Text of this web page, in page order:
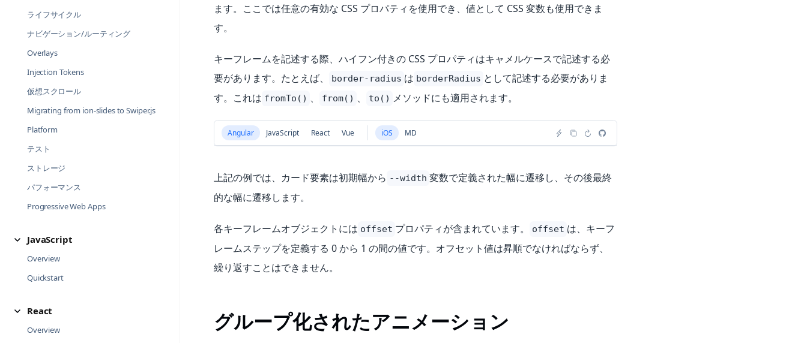
ライフサイクル
ナビゲーション/ルーティング
Overlays
Injection Tokens
仮想スクロール
Migrating from ion-slides to Swiper.js
Platform
テスト
ストレージ
パフォーマンス
Progressive Web Apps
JavaScript
Overview
Quickstart
React
Overview
ます。ここでは任意の有効な CSS プロパティを使用でき、値として CSS 変数も使用できま
す。
キーフレームを記述する際、ハイフン付きの CSS プロパティはキャメルケースで記述する必
要があります。たとえば、
border-radius は borderRadius として記述する必要がありま
す。これは fromTo() 、 from() 、 to() メソッドにも適用されます。
Angular JavaScript React Vue iOS MD
上記の例では、カード要素は初期幅から --width 変数で定義された幅に遷移し、その後最終
的な幅に遷移します。
各キーフレームオブジェクトには offset プロパティが含まれています。 offset は、キーフ
レームステップを定義する 0 から 1 の間の値です。オフセット値は昇順でなければならず、
繰り返すことはできません。
グループ化されたアニメーション